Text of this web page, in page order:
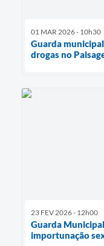
01 MAR 2026 - 10h30
Guarda
drogas no
23 FEV 2026 - 12h00
Guarda
importunação